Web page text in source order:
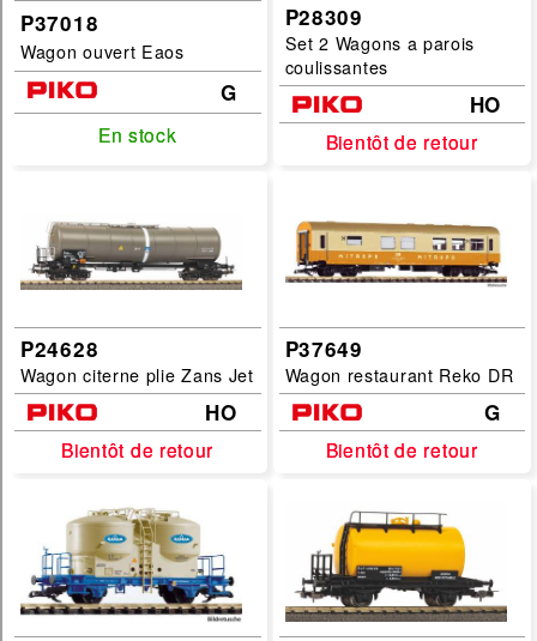
P37018
Wagon ouvert Eaos
G
En stock
En stock
P28309
Set 2 Wagons a parois
coulissantes
HO
Bientôt de retour
Bientôt de retour
P24628
Wagon citerne plie Zans Jet
HO
Bientôt de retour
Bientôt de retour
P37649
Wagon restaurant Reko DR
G
Bientôt de retour
Bientôt de retour